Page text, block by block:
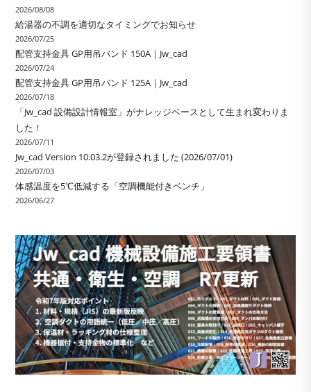
2026/08/08
給湯器の不調を適切なタイミングでお知らせ
2026/07/25
配管支持金具 GP用吊バンド 150A｜Jw_cad
2026/07/24
配管支持金具 GP用吊バンド 125A｜Jw_cad
2026/07/18
「Jw_cad 設備設計情報室」がナレッジベースとして生まれ変わりま
した！
2026/07/11
Jw_cad Version 10.03.2が登録されました (2026/07/01)
2026/07/03
体感温度を5℃低減する「空調機能付きベンチ」
2026/06/27